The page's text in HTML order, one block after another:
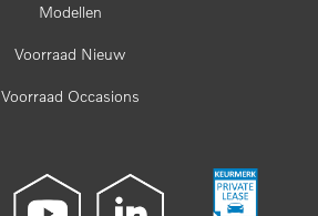
Modellen
Voorraad Nieuw
Voorraad Occasions